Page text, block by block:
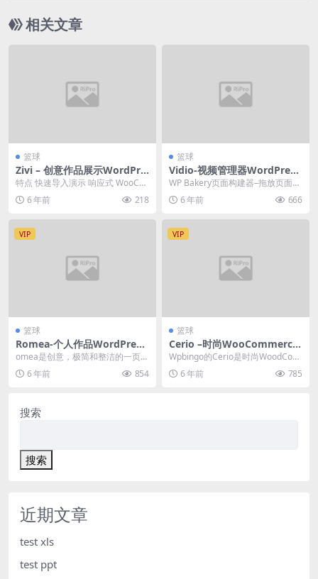
相关文章
篮球
Zivi – 创意作品展示WordPre
ss 主题
特点 快速导入演示 响应式 WooCo
mmerce 支持 Contact For...
6 年前 218
篮球
Vidio-视频管理器WordPress
主题
WP Bakery页面构建器–拖放页面构
建器Haru Vidi –视频WordP...
6 年前 666
VIP
篮球
Romea-个人作品WordPress
主题
omea是创意，极简和整洁的一页作
品WordPress主题，非常适合需要
专业方式...
6 年前 854
VIP
篮球
Cerio –时尚WooCommerce
WordPress主题
Wpbingo的Cerio是时尚WoodCom
merce商店的一个强大的WP主题...
6 年前 785
搜索
搜索
近期文章
test xls
test ppt